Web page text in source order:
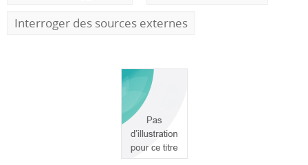
Interroger des sources externes